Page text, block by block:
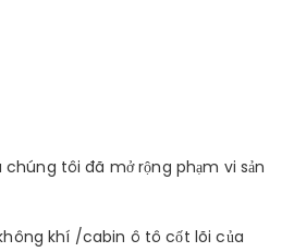
tôi đã mở rộng phạm vi sản
khí /cabin ô tô cốt lõi của